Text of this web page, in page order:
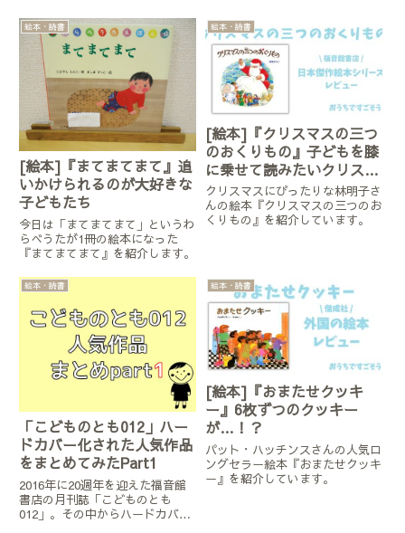
絵本・読書
[絵本]『まてまてまて』追
いかけられるのが大好きな
子どもたち
今日は「まてまてまて」というわ
らべうたが1冊の絵本になった
『まてまてまて』を紹介します。
絵本・読書
[絵本]『クリスマスの三つ
のおくりもの』子どもを膝
に乗せて読みたいクリスマ
スの絵本セット
クリスマスにぴったりな林明子さ
んの絵本『クリスマスの三つのお
くりもの』を紹介しています。
絵本・読書
「こどものとも012」ハー
ドカバー化された人気作品
をまとめてみたPart1
2016年に20週年を迎えた福音館
書店の月刊誌「こどものとも
012」。その中からハードカバー
絵本・読書
[絵本]『おまたせクッキ
ー』6枚ずつのクッキー
が…！？
パット・ハッチンスさんの人気ロ
ングセラー絵本『おまたせクッキ
ー』を紹介しています。